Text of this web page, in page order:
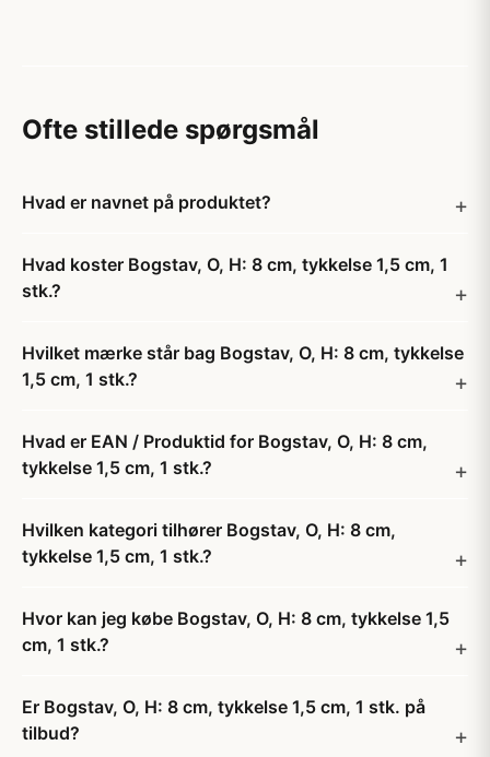
Ofte stillede spørgsmål
Hvad er navnet på produktet?
Hvad koster Bogstav, O, H: 8 cm, tykkelse 1,5 cm, 1
stk.?
Hvilket mærke står bag Bogstav, O, H: 8 cm, tykkelse
1,5 cm, 1 stk.?
Hvad er EAN / Produktid for Bogstav, O, H: 8 cm,
tykkelse 1,5 cm, 1 stk.?
Hvilken kategori tilhører Bogstav, O, H: 8 cm,
tykkelse 1,5 cm, 1 stk.?
Hvor kan jeg købe Bogstav, O, H: 8 cm, tykkelse 1,5
cm, 1 stk.?
Er Bogstav, O, H: 8 cm, tykkelse 1,5 cm, 1 stk. på
tilbud?